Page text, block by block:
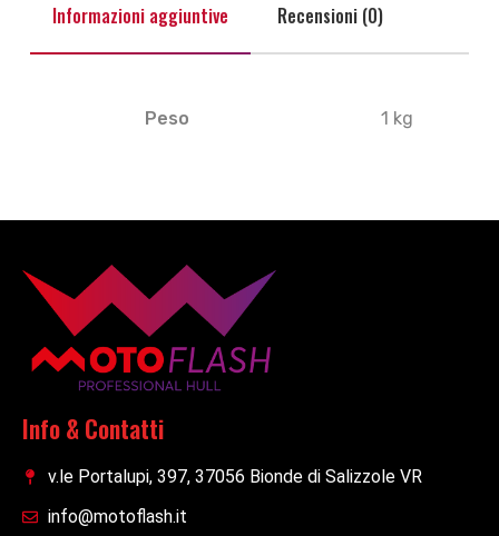
Informazioni aggiuntive Recensioni (0)
Peso 1 kg
Info & Contatti
v.le Portalupi, 397, 37056 Bionde di Salizzole VR
info@motoflash.it